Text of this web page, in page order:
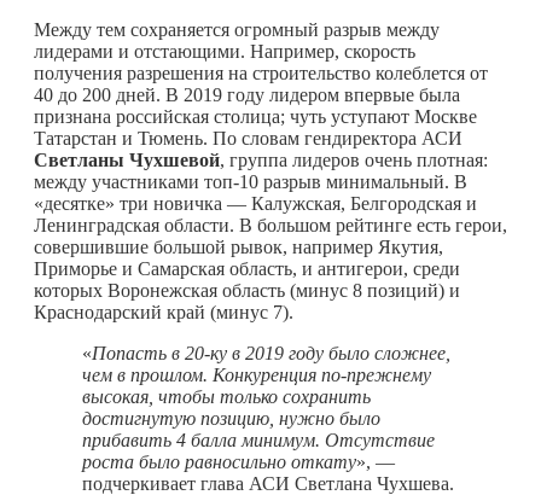
Между тем сохраняется огромный разрыв между
лидерами и отстающими. Например, скорость
получения разрешения на строительство колеблется от
40 до 200 дней. В 2019 году лидером впервые была
признана российская столица; чуть уступают Москве
Татарстан и Тюмень. По словам гендиректора АСИ
Светланы Чухшевой, группа лидеров очень плотная:
между участниками топ-10 разрыв минимальный. В
«десятке» три новичка — Калужская, Белгородская и
Ленинградская области. В большом рейтинге есть герои,
совершившие большой рывок, например Якутия,
Приморье и Самарская область, и антигерои, среди
которых Воронежская область (минус 8 позиций) и
Краснодарский край (минус 7).
«Попасть в 20-ку в 2019 году было сложнее,
чем в прошлом. Конкуренция по-прежнему
высокая, чтобы только сохранить
достигнутую позицию, нужно было
прибавить 4 балла минимум. Отсутствие
роста было равносильно откату», —
подчеркивает глава АСИ Светлана Чухшева.